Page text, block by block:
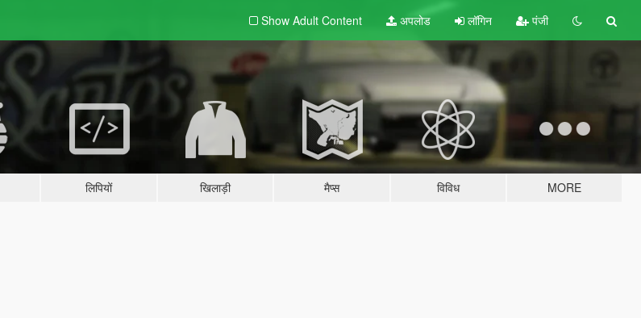
Show Adult Content अपलोड लॉगिन पंजी
लिपियों खिलाड़ी मैप्स विविध MORE